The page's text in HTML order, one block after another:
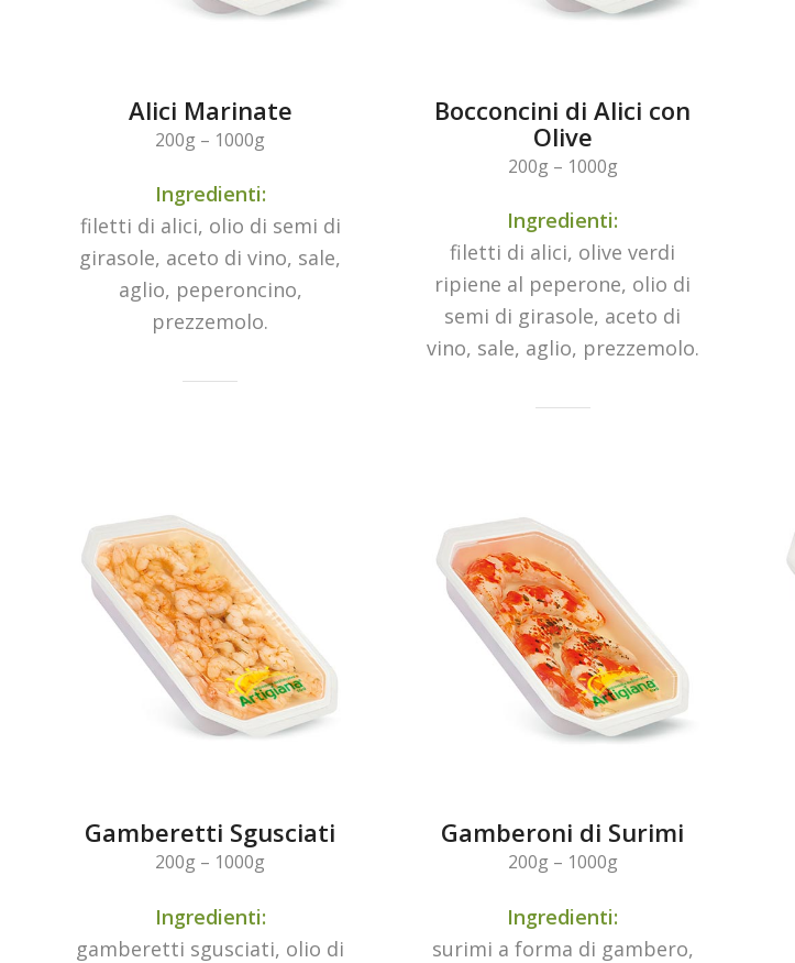
Alici Marinate
200g – 1000g
Ingredienti:
filetti di alici, olio di semi di
girasole, aceto di vino, sale,
aglio, peperoncino,
prezzemolo.
Bocconcini di Alici con
Olive
200g – 1000g
Ingredienti:
filetti di alici, olive verdi
ripiene al peperone, olio di
semi di girasole, aceto di
vino, sale, aglio, prezzemolo.
Gamberetti Sgusciati
200g – 1000g
Ingredienti:
gamberetti sgusciati, olio di
Gamberoni di Surimi
200g – 1000g
Ingredienti:
surimi a forma di gambero,